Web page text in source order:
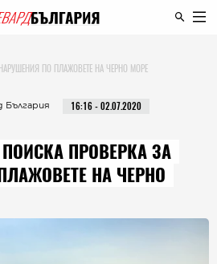
ПО ПЛАЖОВЕТЕ НА ЧЕРНО МОРЕ
България 16:16 - 02.07.2020
ПРОВЕРКА ЗА
НА ЧЕРНО